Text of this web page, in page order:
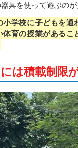
具を使って遊ぶのが
小学校に子どもを通
育の授業があるこ
は積載制限